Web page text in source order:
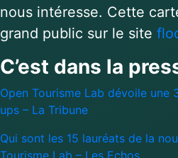
nous intéresse. Cette
grand public sur le site
C’est dans la
Open Tourisme Lab dévoile
ups – La Tribune
Qui sont les 15 lauréats de la
Tourisme Lab – Les Echos